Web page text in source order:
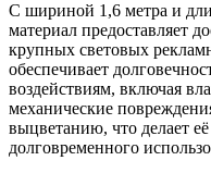
С шириной 1,6 метра и
материал предоставляет
крупных световых
обеспечивает
воздействиям, включая
механические
выцветанию, что делает
долговременного